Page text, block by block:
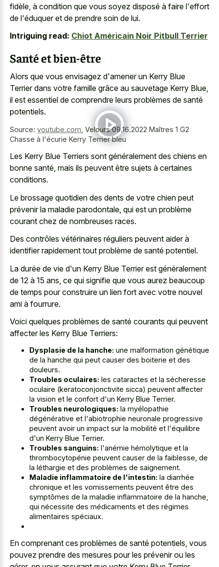
fidèle, à condition que vous soyez disposé à faire l'effort
de l'éduquer et de prendre soin de lui.
Intriguing read: Chiot Américain Noir Pitbull Terrier
Santé et bien-être
Alors que vous envisagez d'amener un Kerry Blue
Terrier dans votre famille grâce au sauvetage Kerry Blue,
il est essentiel de comprendre leurs problèmes de santé
potentiels.
Source: youtube.com Velours 09.16.2022 Maîtres 1 G2
Chasse à l'écurie Kerry Terrier bleu
Les Kerry Blue Terriers sont généralement des chiens en
bonne santé, mais ils peuvent être sujets à certaines
conditions.
Le brossage quotidien des dents de votre chien peut
prévenir la maladie parodontale, qui est un problème
courant chez de nombreuses races.
Des contrôles vétérinaires réguliers peuvent aider à
identifier rapidement tout problème de santé potentiel.
La durée de vie d'un Kerry Blue Terrier est généralement
de 12 à 15 ans, ce qui signifie que vous aurez beaucoup
de temps pour construire un lien fort avec votre nouvel
ami à fourrure.
Voici quelques problèmes de santé courants qui peuvent
affecter les Kerry Blue Terriers:
Dysplasie de la hanche: une malformation génétique
de la hanche qui peut causer des boiterie et des
douleurs.
Troubles oculaires: les cataractes et la sécheresse
oculaire (keratoconjonctivite sicca) peuvent affecter
la vision et le confort d'un Kerry Blue Terrier.
Troubles neurologiques: la myélopathie
dégénérative et l'abiotrophie neuronale progressive
peuvent avoir un impact sur la mobilité et l'équilibre
d'un Kerry Blue Terrier.
Troubles sanguins: l'anémie hémolytique et la
thrombocytopénie peuvent causer de la faiblesse, de
la léthargie et des problèmes de saignement.
Maladie inflammatoire de l'intestin: la diarrhée
chronique et les vomissements peuvent être des
symptômes de la maladie inflammatoire de la hanche,
qui nécessite des médicaments et des régimes
alimentaires spéciaux.
En comprenant ces problèmes de santé potentiels, vous
pouvez prendre des mesures pour les prévenir ou les